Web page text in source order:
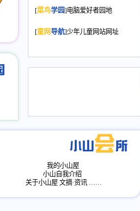
2008.11.20
年，2009版提前启用，小山屋全面
小山画廊均增加多个新栏目。。
评分、顶功能，作文宝典改版。
[菜鸟学园]电脑爱好者园地
[童网导航]少年儿童网站网址
我的小山屋
小山自我介绍
关于小山屋 文摘·资讯 ……